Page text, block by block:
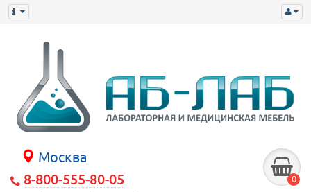
Москва
8-800-555-80-05 0